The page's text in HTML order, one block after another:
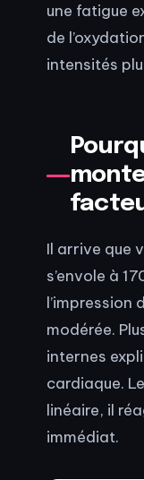
une fatigue
de
intensités
Il arrive que
s’envole à
l’impression
modérée.
internes
cardiaque.
linéaire, il
immédiat.